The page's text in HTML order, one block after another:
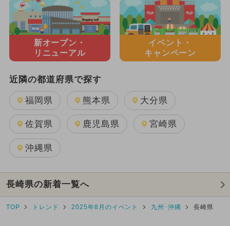
新オープン・
リニューアル
イベント・
キャンペーン
近隣の都道府県で探す
福岡県 熊本県 大分県
佐賀県 鹿児島県 宮崎県
沖縄県
長崎県の新着一覧へ
TOP トレンド 2025年8月のイベント 九州･沖縄 長崎県